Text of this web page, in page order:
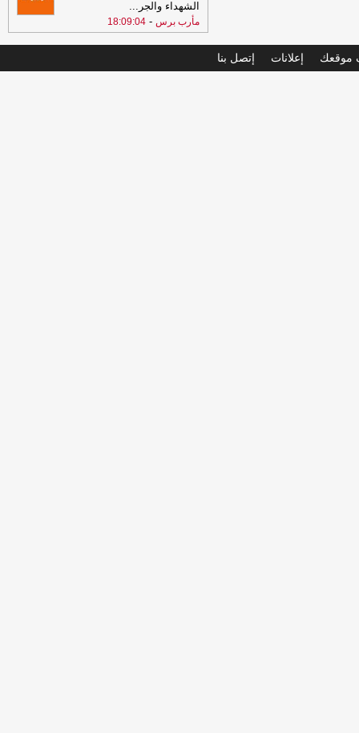
الشهداء والجر ...
مأرب برس -
18:09:04
موقعك إعلانات إتصل بنا